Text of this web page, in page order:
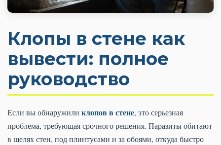
Клопы в стене как
вывести: полное
руководство
Если вы обнаружили клопов в стене, это серьезная
проблема, требующая срочного решения. Паразиты обитают
в щелях стен, под плинтусами и за обоями, откуда быстро